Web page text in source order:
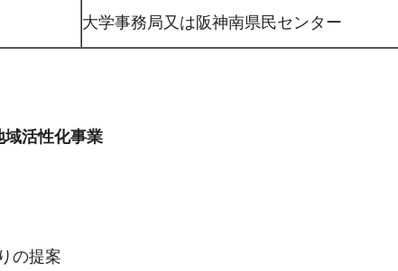
大学事務局又は阪神南県民センター
域活性化事業
の提案